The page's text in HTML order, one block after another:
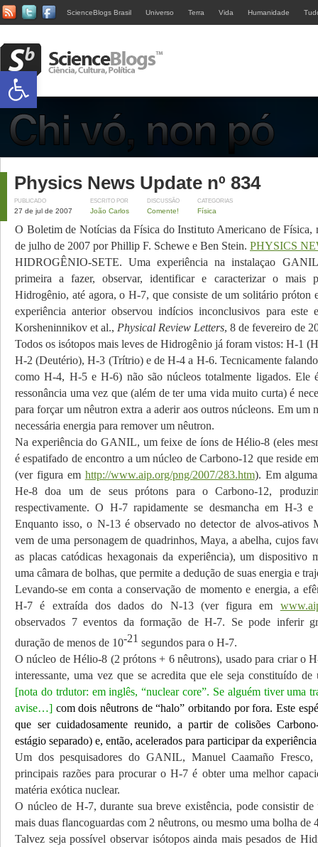
ScienceBlogs Brasil Universo Terra Vida Humanidade
Physics News Update nº 834
PUBLICADO
27 de jul de 2007
ESCRITO POR
João Carlos
DISCUSSÃO
Comente!
CATEGORIAS
Física
O Boletim de Notícias da Física do Instituto Americano de Física,
de julho de 2007 por Phillip F. Schewe e Ben Stein. PHYSICS
HIDROGÊNIO-SETE. Uma experiência na instalaçao
primeira a fazer, observar, identificar e caracterizar o mais
Hidrogênio, até agora, o H-7, que consiste de um solitário próton
experiência anterior observou indícios inconclusivos para
Korsheninnikov et al., Physical Review Letters, 8 de fevereiro de
Todos os isótopos mais leves de Hidrogênio já foram vistos: H-1
H-2 (Deutério), H-3 (Trítrio) e de H-4 a H-6. Tecnicamente
como H-4, H-5 e H-6) não são núcleos totalmente ligados. Ele
ressonância uma vez que (além de ter uma vida muito curta) é
para forçar um nêutron extra a aderir aos outros núcleons. Em um
necessária energia para remover um nêutron.
Na experiência do GANIL, um feixe de íons de Hélio-8 (eles
é espatifado de encontro a um núcleo de Carbono-12 que reside
(ver figura em http://www.aip.org/png/2007/283.htm). Em
He-8 doa um de seus prótons para o Carbono-12,
respectivamente. O H-7 rapidamente se desmancha em H-3
Enquanto isso, o N-13 é observado no detector de alvos-ativos
vem de uma personagem de quadrinhos, Maya, a abelha, cujos
as placas catódicas hexagonais da experiência), um dispositivo
uma câmara de bolhas, que permite a dedução de suas energia e
Levando-se em conta a conservação de momento e energia, a
H-7 é extraída dos dados do N-13 (ver figura em
observados 7 eventos da formação de H-7. Se pode inferir
duração de menos de 10-21 segundos para o H-7.
O núcleo de Hélio-8 (2 prótons + 6 nêutrons), usado para criar o
interessante, uma vez que se acredita que ele seja constituído
[nota do trdutor: em inglês, “nuclear core”. Se alguém tiver uma
avise…] com dois nêutrons de “halo” orbitando por fora. Este
que ser cuidadosamente reunido, a partir de colisões
estágio separado) e, então, acelerados para participar da
Um dos pesquisadores do GANIL, Manuel Caamaño
principais razões para procurar o H-7 é obter uma melhor
matéria exótica nuclear.
O núcleo de H-7, durante sua breve existência, pode consistir
mais duas flancoguardas com 2 nêutrons, ou mesmo uma bolha de
Talvez seja possível observar isótopos ainda mais pesados de
Abrir a barra de ferramentas